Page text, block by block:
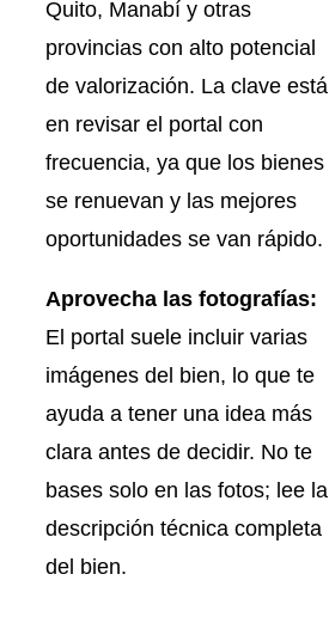
Quito, Manabí y otras
provincias con alto potencial
de valorización. La clave está
en revisar el portal con
frecuencia, ya que los bienes
se renuevan y las mejores
oportunidades se van rápido.
Aprovecha las fotografías:
El portal suele incluir varias
imágenes del bien, lo que te
ayuda a tener una idea más
clara antes de decidir. No te
bases solo en las fotos; lee la
descripción técnica completa
del bien.